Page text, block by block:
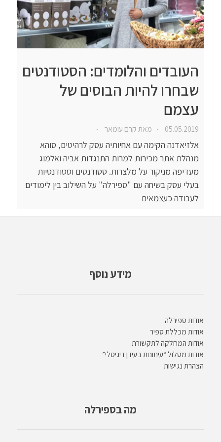
העובדים והלומדים: הסטודנטים
שבחרו להיות הבוסים של
עצמם
05.05.2019 מאתקרם עומאר
אלזיאדנה הקימה עם אחיותיה עסק לרהיטים, סוהא
מנהלת אתר מכירות למרות התנגדות אביה ואלמוג
מעדיפה מניקור על מלצרות. סטודנטים וסטודנטיות
בעלי עסק בשיחה עם "ספירלה" על השילוב בין לימודים
לעבודה כעצמאים
מידע נוסף
אודות ספירלה
אודות מכללת ספיר
אודות המחלקה לתקשורת
אודות מסלול “עיתונות בעידן דיגיטלי”
הצהרת נגישות
מה בספירלה